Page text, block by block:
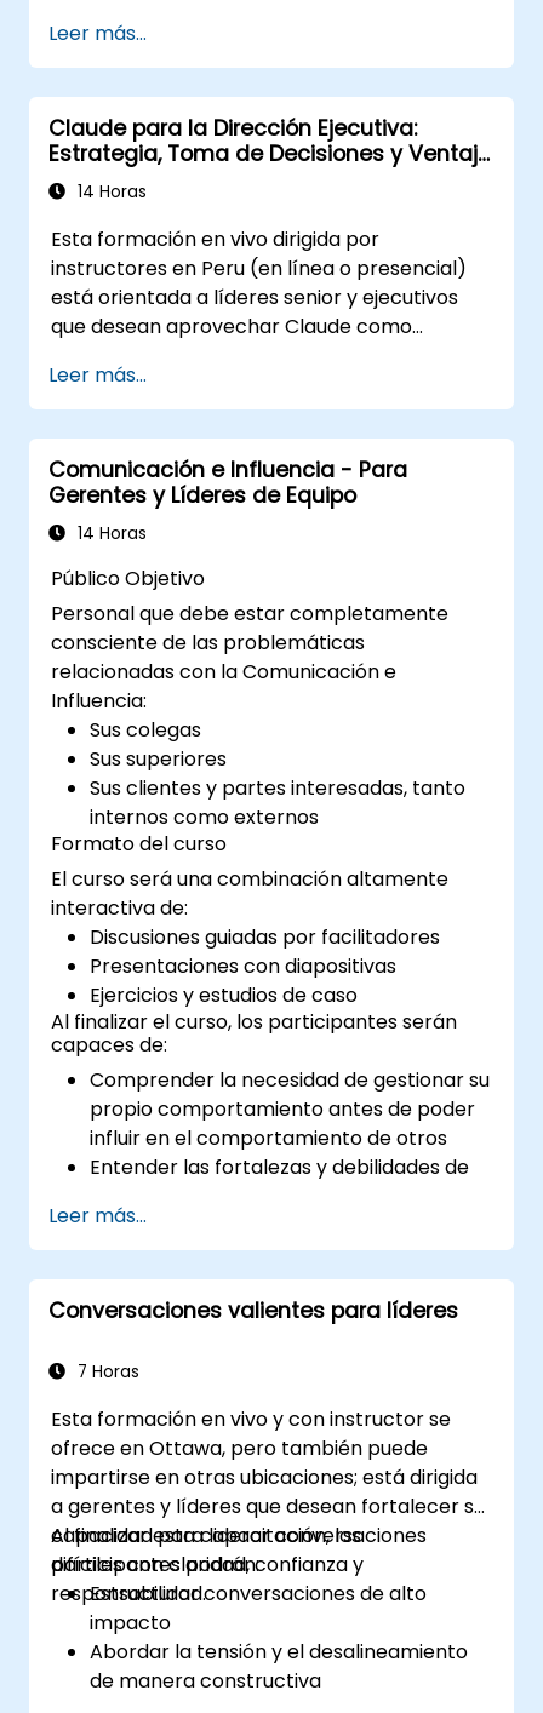
Aplicar estrategias de Marca Empleadora
y EVP (Propuesta de Valor del Empleado)
Publicar anuncios de empleo individuales
o múltiples
Recibir una lista detallada personalizada
de candidatos potenciales
Leer más...
Claude para la Dirección Ejecutiva:
Estrategia, Toma de Decisiones y Ventaja
Competitiva
14 Horas
Esta formación en vivo dirigida por
instructores en Peru (en línea o presencial)
está orientada a líderes senior y ejecutivos
que desean aprovechar Claude como
mejorar la toma de decisiones, acelerar la
planificación y construir una ventaja
competitiva mediante un liderazgo
potenciado por IA.
Leer más...
Comunicación e Influencia - Para
Gerentes y Líderes de Equipo
14 Horas
Público Objetivo
Personal que debe estar completamente
consciente de las problemáticas
relacionadas con la Comunicación e
Influencia:
Sus colegas
Sus superiores
Sus clientes y partes interesadas, tanto
internos como externos
Formato del curso
El curso será una combinación altamente
interactiva de:
Discusiones guiadas por facilitadores
Presentaciones con diapositivas
Ejercicios y estudios de caso
Al finalizar el curso, los participantes serán
capaces de:
Comprender la necesidad de gestionar su
propio comportamiento antes de poder
influir en el comportamiento de otros
Entender las fortalezas y debilidades de
disponibles
Gestionar a sus clientes y partes
interesadas, tanto internos como
externos
difíciles que puedan encontrar en la
Leer más...
Conversaciones valientes para líderes
7 Horas
Esta formación en vivo y con instructor se
ofrece en Ottawa, pero también puede
impartirse en otras ubicaciones; está dirigida
a gerentes y líderes que desean fortalecer su
capacidad para liderar conversaciones
difíciles con claridad, confianza y
responsabilidad.
Al finalizar esta capacitación, los
participantes podrán:
Estructurar conversaciones de alto
impacto
Abordar la tensión y el desalineamiento
de manera constructiva